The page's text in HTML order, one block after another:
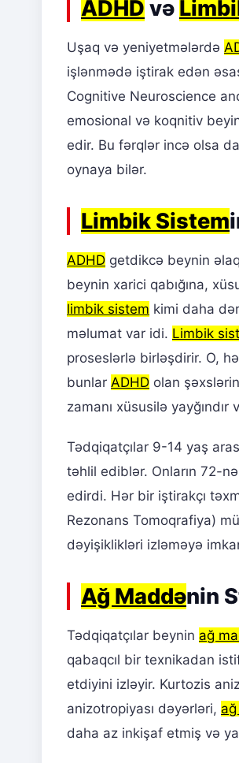
ADHD və
Uşaq və yeniyetmələrdə
işlənmədə iştirak edən
Cognitive Neuroscience
emosional və koqnitiv
edir. Bu fərqlər incə olsa
oynaya bilər.
Limbik Sistem
ADHD getdikcə beynin
beynin xarici qabığına,
limbik sistem kimi daha
məlumat var idi. Limbik
proseslərlə birləşdirir. O,
bunlar ADHD olan
zamanı xüsusilə
Tədqiqatçılar 9-14 yaş
təhlil ediblər. Onların 72-nə
edirdi. Hər bir iştirakçı
Rezonans Tomoqrafiya)
dəyişiklikləri izləməyə
Ağ Maddənin
Tədqiqatçılar beynin ağ
qabaqcıl bir texnikadan
etdiyini izləyir. Kurtozis
anizotropiyası dəyərləri,
daha az inkişaf etmiş və